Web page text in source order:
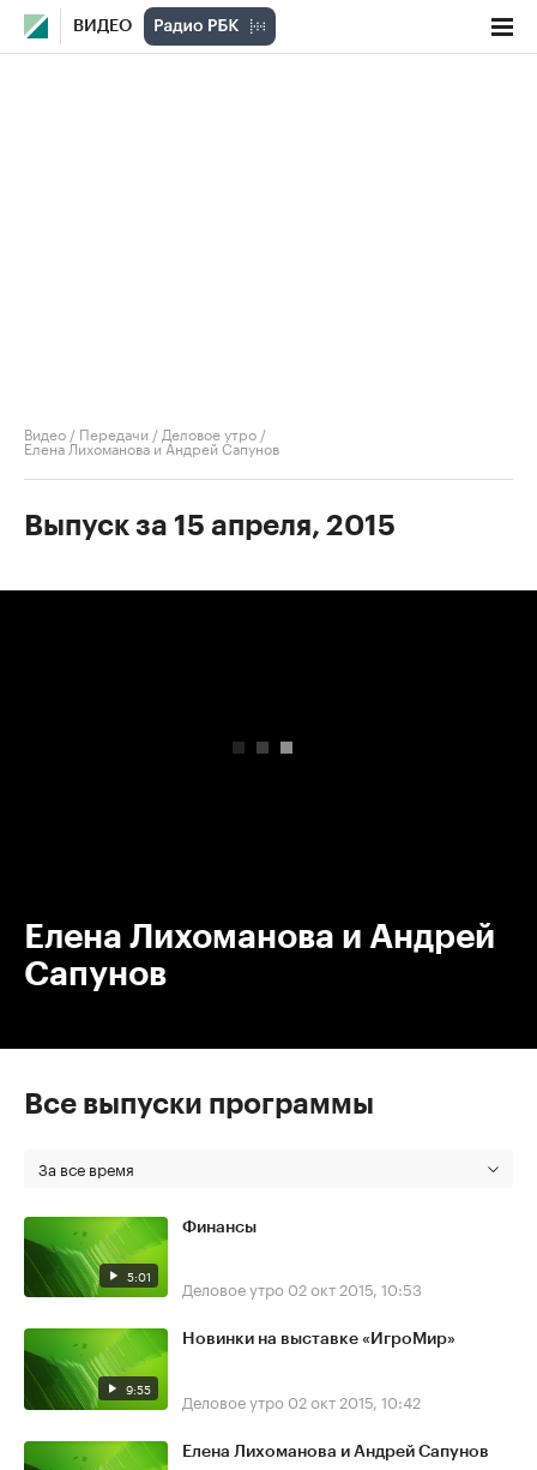
ВИДЕО
Видео / Передачи / Деловое утро /
Елена Лихоманова и Андрей Сапунов
Выпуск за 15 апреля, 2015
Елена Лихоманова и Андрей
Сапунов
Все выпуски программы
За все время
5:01
Финансы
Деловое утро 02 окт 2015, 10:53
9:55
Новинки на выставке «ИгроМир»
Деловое утро 02 окт 2015, 10:42
Елена Лихоманова и Андрей Сапунов